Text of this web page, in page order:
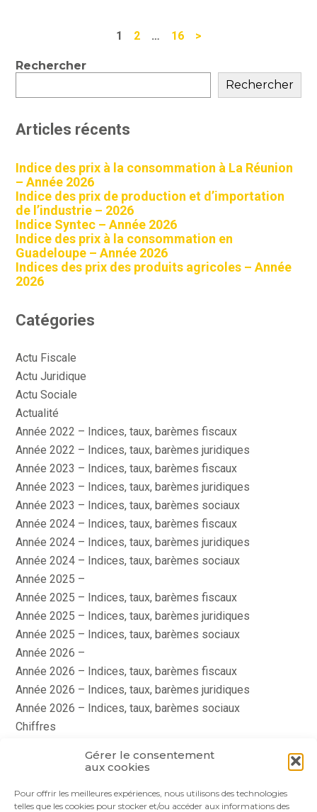
Gérer le consentement
aux cookies
Pour offrir les meilleures expériences, nous utilisons des technologies
telles que les cookies pour stocker et/ou accéder aux informations des
1 2 … 16 >
Blog
Rechercher
Rechercher
Articles récents
Indice des prix à la consommation à La Réunion
– Année 2026
Indice des prix de production et d’importation
de l’industrie – 2026
Indice Syntec – Année 2026
Indice des prix à la consommation en
Guadeloupe – Année 2026
Indices des prix des produits agricoles – Année
2026
Catégories
Actu Fiscale
Actu Juridique
Actu Sociale
Actualité
Année 2022 – Indices, taux, barèmes fiscaux
Année 2022 – Indices, taux, barèmes juridiques
Année 2023 – Indices, taux, barèmes fiscaux
Année 2023 – Indices, taux, barèmes juridiques
Année 2023 – Indices, taux, barèmes sociaux
Année 2024 – Indices, taux, barèmes fiscaux
Année 2024 – Indices, taux, barèmes juridiques
Année 2024 – Indices, taux, barèmes sociaux
Année 2025 –
Année 2025 – Indices, taux, barèmes fiscaux
Année 2025 – Indices, taux, barèmes juridiques
Année 2025 – Indices, taux, barèmes sociaux
Année 2026 –
Année 2026 – Indices, taux, barèmes fiscaux
Année 2026 – Indices, taux, barèmes juridiques
Année 2026 – Indices, taux, barèmes sociaux
Chiffres
Le coin du dirigeant